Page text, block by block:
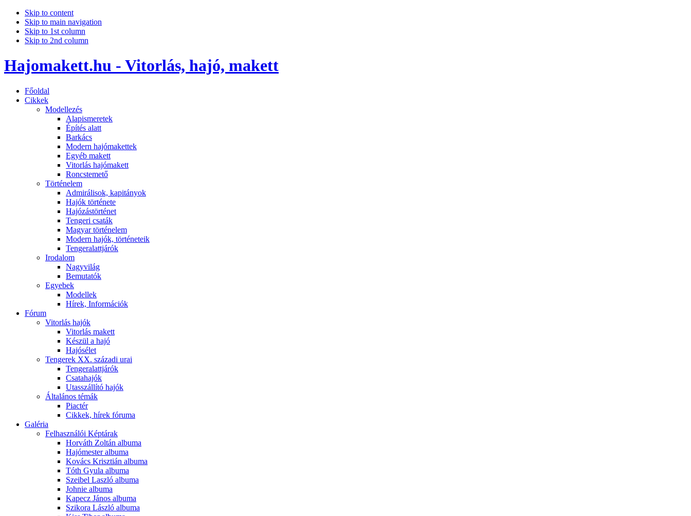
Skip to content
Skip to main navigation
Skip to 1st column
Skip to 2nd column
Hajomakett.hu - Vitorlás, hajó, makett
Főoldal
Cikkek
Modellezés
Alapismeretek
Építés alatt
Barkács
Modern hajómakettek
Egyéb makett
Vitorlás hajómakett
Roncstemető
Történelem
Admirálisok, kapitányok
Hajók története
Hajózástörténet
Tengeri csaták
Magyar történelem
Modern hajók, történeteik
Tengeralattjárók
Irodalom
Nagyvilág
Bemutatók
Egyebek
Modellek
Hírek, Információk
Fórum
Vitorlás hajók
Vitorlás makett
Készül a hajó
Hajósélet
Tengerek XX. századi urai
Tengeralattjárók
Csatahajók
Utasszállító hajók
Általános témák
Piactér
Cikkek, hírek fóruma
Galéria
Felhasználói Képtárak
Horváth Zoltán albuma
Hajómester albuma
Kovács Krisztián albuma
Tóth Gyula albuma
Szeibel Laszló albuma
Johnie albuma
Kapecz János albuma
Szikora László albuma